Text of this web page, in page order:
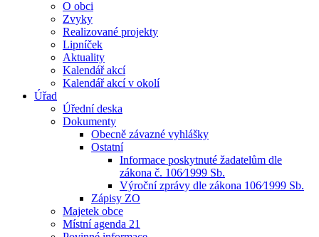
O obci
Zvyky
Realizované projekty
Lipníček
Aktuality
Kalendář akcí
Kalendář akcí v okolí
Úřad
Úřední deska
Dokumenty
Obecně závazné vyhlášky
Ostatní
Informace poskytnuté žadatelům dle
zákona č. 106⁄1999 Sb.
Výroční zprávy dle zákona 106⁄1999 Sb.
Zápisy ZO
Majetek obce
Místní agenda 21